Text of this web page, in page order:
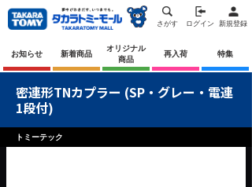
さがす ログイン 新規登録
お知らせ 新着商品
オリジナル
商品
再入荷 特集
密連形TNカプラー (SP・グレー・電連
1段付)
トミーテック